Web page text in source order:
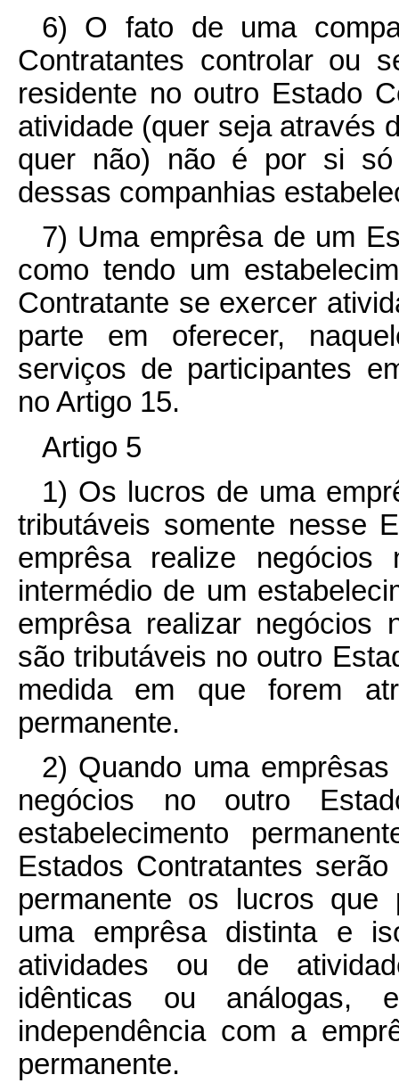
6) O fato de uma
Contratantes controlar ou
residente no outro Estado
atividade (quer seja através
quer não) não é por si só
dessas companhias
7) Uma emprêsa de um
como tendo um
Contratante se exercer
parte em oferecer,
serviços de participantes
no Artigo 15.
Artigo 5
1) Os lucros de uma
tributáveis somente nesse
emprêsa realize
intermédio de um
emprêsa realizar negócios
são tributáveis no outro
medida em que forem
permanente.
2) Quando uma
negócios no outro
estabelecimento
Estados Contratantes
permanente os lucros que
uma emprêsa distinta e
atividades ou de
idênticas ou análogas,
independência com a
permanente.